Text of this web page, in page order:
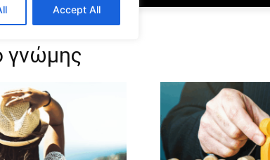
Accept All
γνώμης